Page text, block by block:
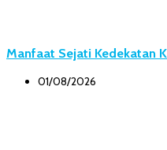
Manfaat Sejati Kedekatan
01/08/2026